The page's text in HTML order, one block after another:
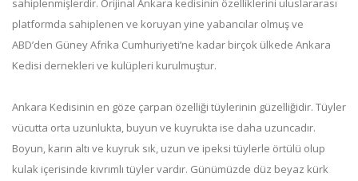
platformda sahiplenen ve koruyan yine yabancılar olmuş ve
ABD’den Güney Afrika Cumhuriyeti’ne kadar birçok ülkede Ankara
Kedisi dernekleri ve kulüpleri kurulmuştur.
Ankara Kedisinin en göze çarpan özelliği tüylerinin güzelliğidir. Tüyler
vücutta orta uzunlukta, buyun ve kuyrukta ise daha uzuncadır.
Boyun, karın altı ve kuyruk sık, uzun ve ipeksi tüylerle örtülü olup
kulak içerisinde kıvrımlı tüyler vardır. Günümüzde düz beyaz kürk